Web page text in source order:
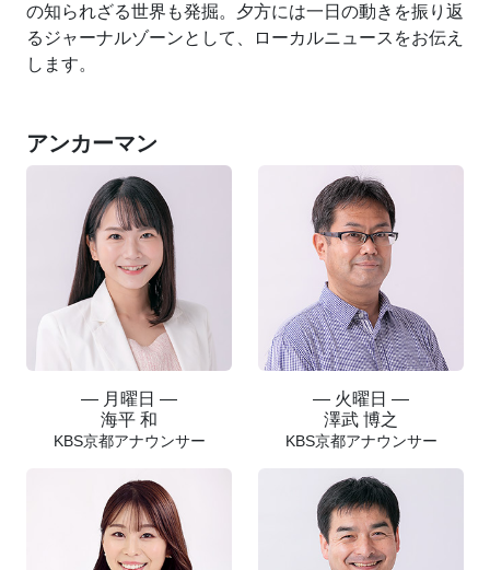
の知られざる世界も発掘。夕方には一日の動きを振り返
るジャーナルゾーンとして、ローカルニュースをお伝え
します。
アンカーマン
― 月曜日 ―
海平 和
KBS京都アナウンサー
― 火曜日 ―
澤武 博之
KBS京都アナウンサー